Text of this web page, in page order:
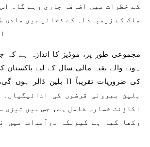
کے خطرات میں اضافہ جاری رہے گا۔
ملک کے زرمبادلہ کے ذخائر میں مادی
ہونے والے بقیہ مالی سال کے لیے پاکستان
بلین بیرونی قرضوں کی
اکاؤنٹ خسارہ شامل ہے، جس میں تیزی
رکھا گیا ہے کیونکہ درآمدات میں